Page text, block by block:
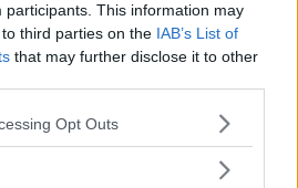
participants. This information may
third parties on the IAB’s List of
that may further disclose it to other
app uses one or more Google
usage behaviour. You may click to
Opt Outs
rigido”
detto: